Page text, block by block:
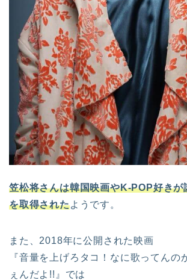
笠松将さんは韓国映画やK-POP好きが
を取得されたようです。
また、2018年に公開された映画
『音量を上げろタコ！なに歌ってんの
ぇんだよ!!』では